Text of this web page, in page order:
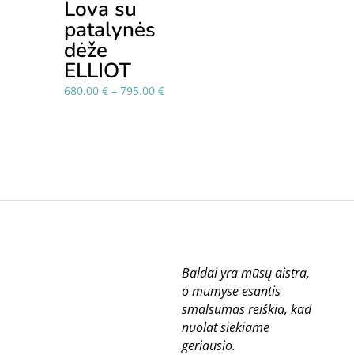
Lova su
patalynės
dėže
ELLIOT
680.00 € – 795.00 €Price
Baldai yra mūsų aistra,
o mumyse esantis
smalsumas reiškia, kad
nuolat siekiame
geriausio.